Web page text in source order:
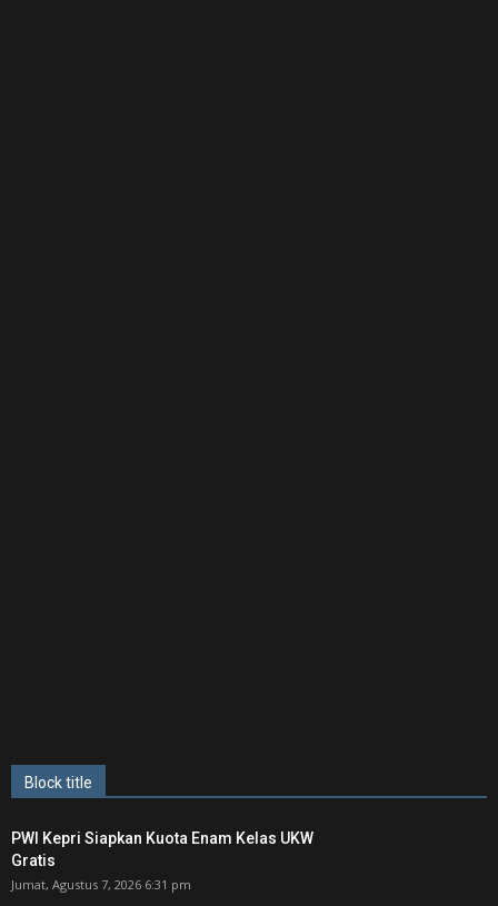
Block title
PWI Kepri Siapkan Kuota Enam Kelas UKW
Gratis
Jumat, Agustus 7, 2026 6:31 pm